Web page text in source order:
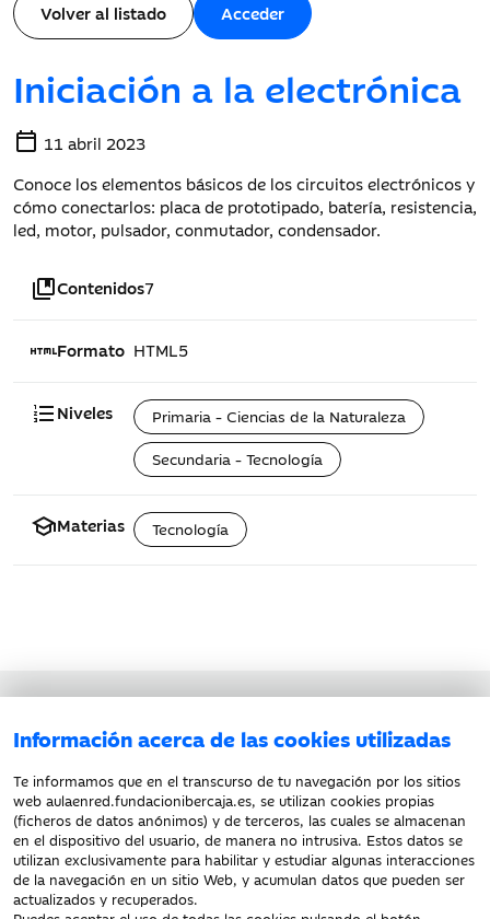
Información acerca de las cookies utilizadas
Te informamos que en el transcurso de tu navegación por los sitios
web aulaenred.fundacionibercaja.es, se utilizan cookies propias
(ficheros de datos anónimos) y de terceros, las cuales se almacenan
en el dispositivo del usuario, de manera no intrusiva. Estos datos se
utilizan exclusivamente para habilitar y estudiar algunas interacciones
de la navegación en un sitio Web, y acumulan datos que pueden ser
actualizados y recuperados.
Volver al listado Acceder
Iniciación a la electrónica
calendar_today 11 abril 2023
Conoce los elementos básicos de los circuitos electrónicos y
cómo conectarlos: placa de prototipado, batería, resistencia,
led, motor, pulsador, conmutador, condensador.
collections_bookmarkContenidos7
htmlFormato HTML5
format_list_numberedNiveles
Primaria - Ciencias de la Naturaleza
Secundaria - Tecnología
schoolMaterias Tecnología
Política de privacidad
Política de cookies